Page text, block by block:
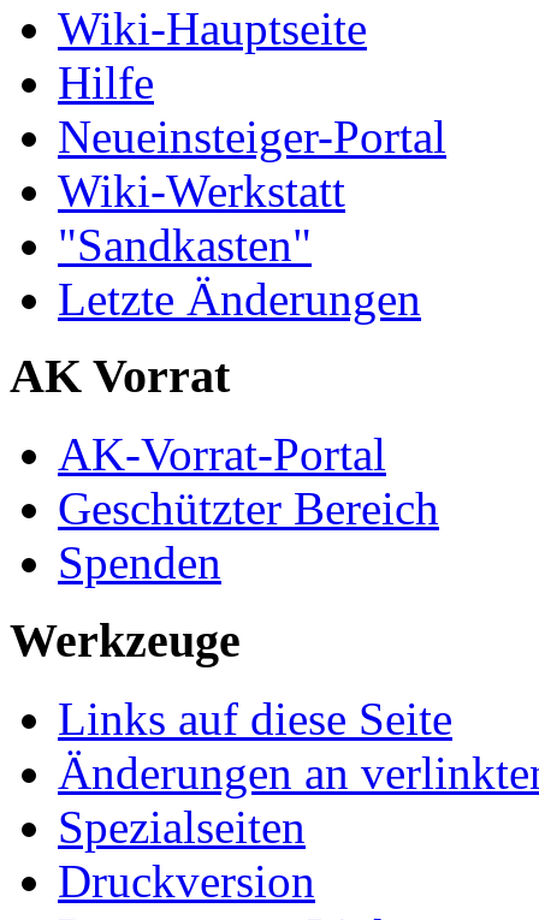
Wiki-Hauptseite
Hilfe
Neueinsteiger-Portal
Wiki-Werkstatt
"Sandkasten"
Letzte Änderungen
AK Vorrat
AK-Vorrat-Portal
Geschützter Bereich
Spenden
Werkzeuge
Links auf diese Seite
Änderungen an
Spezialseiten
Druckversion